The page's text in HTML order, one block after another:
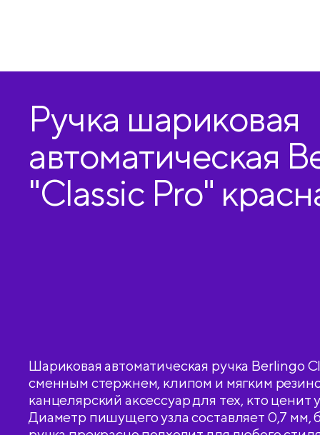
Ручка шариковая
автоматическая
"Classic Pro"
Шариковая автоматическая ручка Berlingo
сменным стержнем, клипом и мягким
канцелярский аксессуар для тех, кто ценит
Диаметр пишущего узла составляет 0,7 мм,